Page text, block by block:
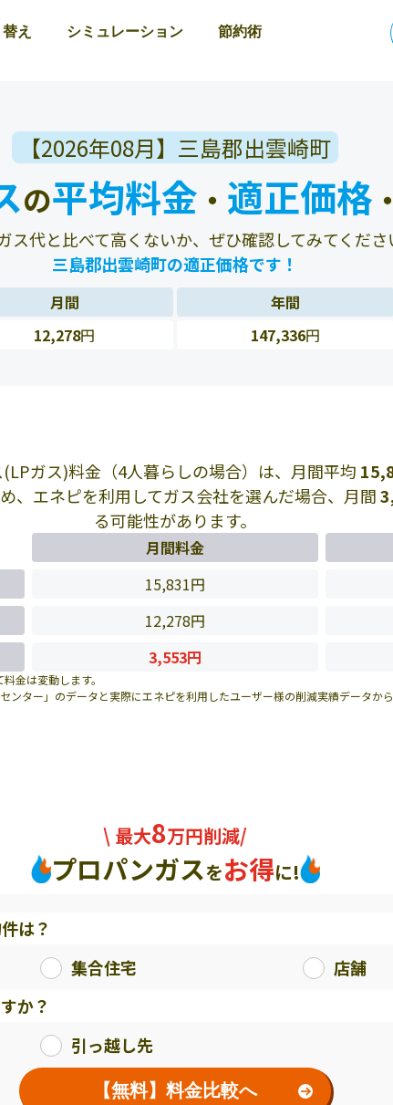
え シミュレーション 節約術
【2026年08月】三島郡出雲崎町
の平均料金 ・ 適正価格 ・
ス代と比べて高くないか、ぜひ確認してみてくださ
三島郡出雲崎町の適正価格です！
月間
年間
12,278円 147,336円
ガス)料金（4人暮らしの場合）は、月間平均
、エネピを利用してガス会社を選んだ場合、月間
る可能性があります。
月間料金
15,831円
12,278円
3,553円
金は変動します。
ター」のデータと実際にエネピを利用したユーザー様の削減実績データから
\ 最大8万円削減/
プロパンガスをお得に!
は？
集合住宅
店舗
か？
引っ越し先
【無料】料金比較へ